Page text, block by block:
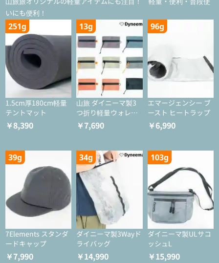
いにも便利！
251g
1.5cm厚180cm軽量
テントマット
￥8,390
13g
山旅 ダイニーマ製3
つ折り軽量ウォレッ
ト
￥7,690
96g
エマージェンシー ブ
ースト ヒートラップ
￥6,990
39g
7Elements スタンダ
ードキャップ
￥7,990
34g
ダイニーマ製3Wayド
ライバッグ
￥14,990
103g
ダイニーマ製ULサコ
ッシュL
￥15,990